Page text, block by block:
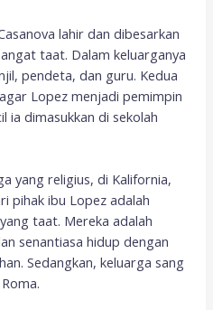
lahir dan dibesarkan
taat. Dalam keluarganya
pendeta, dan guru. Kedua
Lopez menjadi pemimpin
ia dimasukkan di sekolah
yang religius, di Kalifornia,
pihak ibu Lopez adalah
taat. Mereka adalah
senantiasa hidup dengan
Sedangkan, keluarga sang